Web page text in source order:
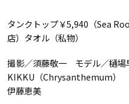
タンクトップ￥5,940（Sea
店）タオル（私物）
撮影／須藤敬一 モデル／樋
KIKKU（Chrysanthemum）
伊藤恵美